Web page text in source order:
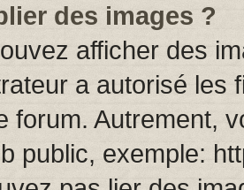
des images ?
afficher des
a autorisé
forum. Autrement,
public, exemple: